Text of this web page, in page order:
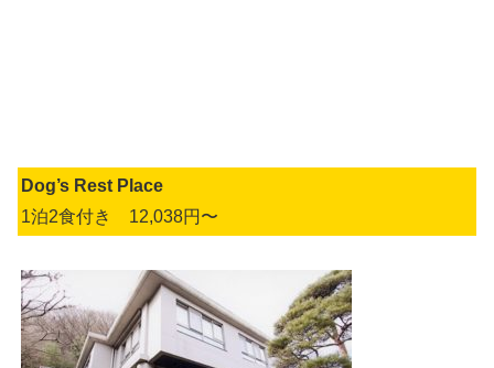
Dog’s Rest Place
1泊2食付き 12,038円〜